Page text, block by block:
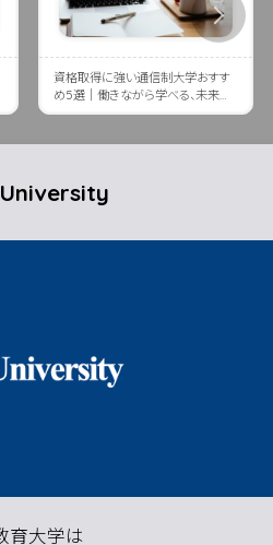
資格取得に強い通信制大学おすす
め5選｜働きながら学べる、未来に
つながる大学とは？
育大学は